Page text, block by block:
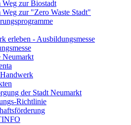
Weg zur Biostadt
zur "Zero Waste Stadt"
erleben - Ausbildungsmesse
Neumarkt
der Stadt Neumarkt
Richtlinie